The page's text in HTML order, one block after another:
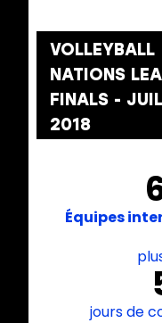
VOLLEYBALL
NATIONS
FINALS -
2018
Équipes
jours de